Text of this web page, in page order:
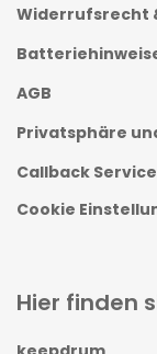
Widerrufsrecht
AGB
Privatsphäre
Callback Service
Cookie
Hier finden